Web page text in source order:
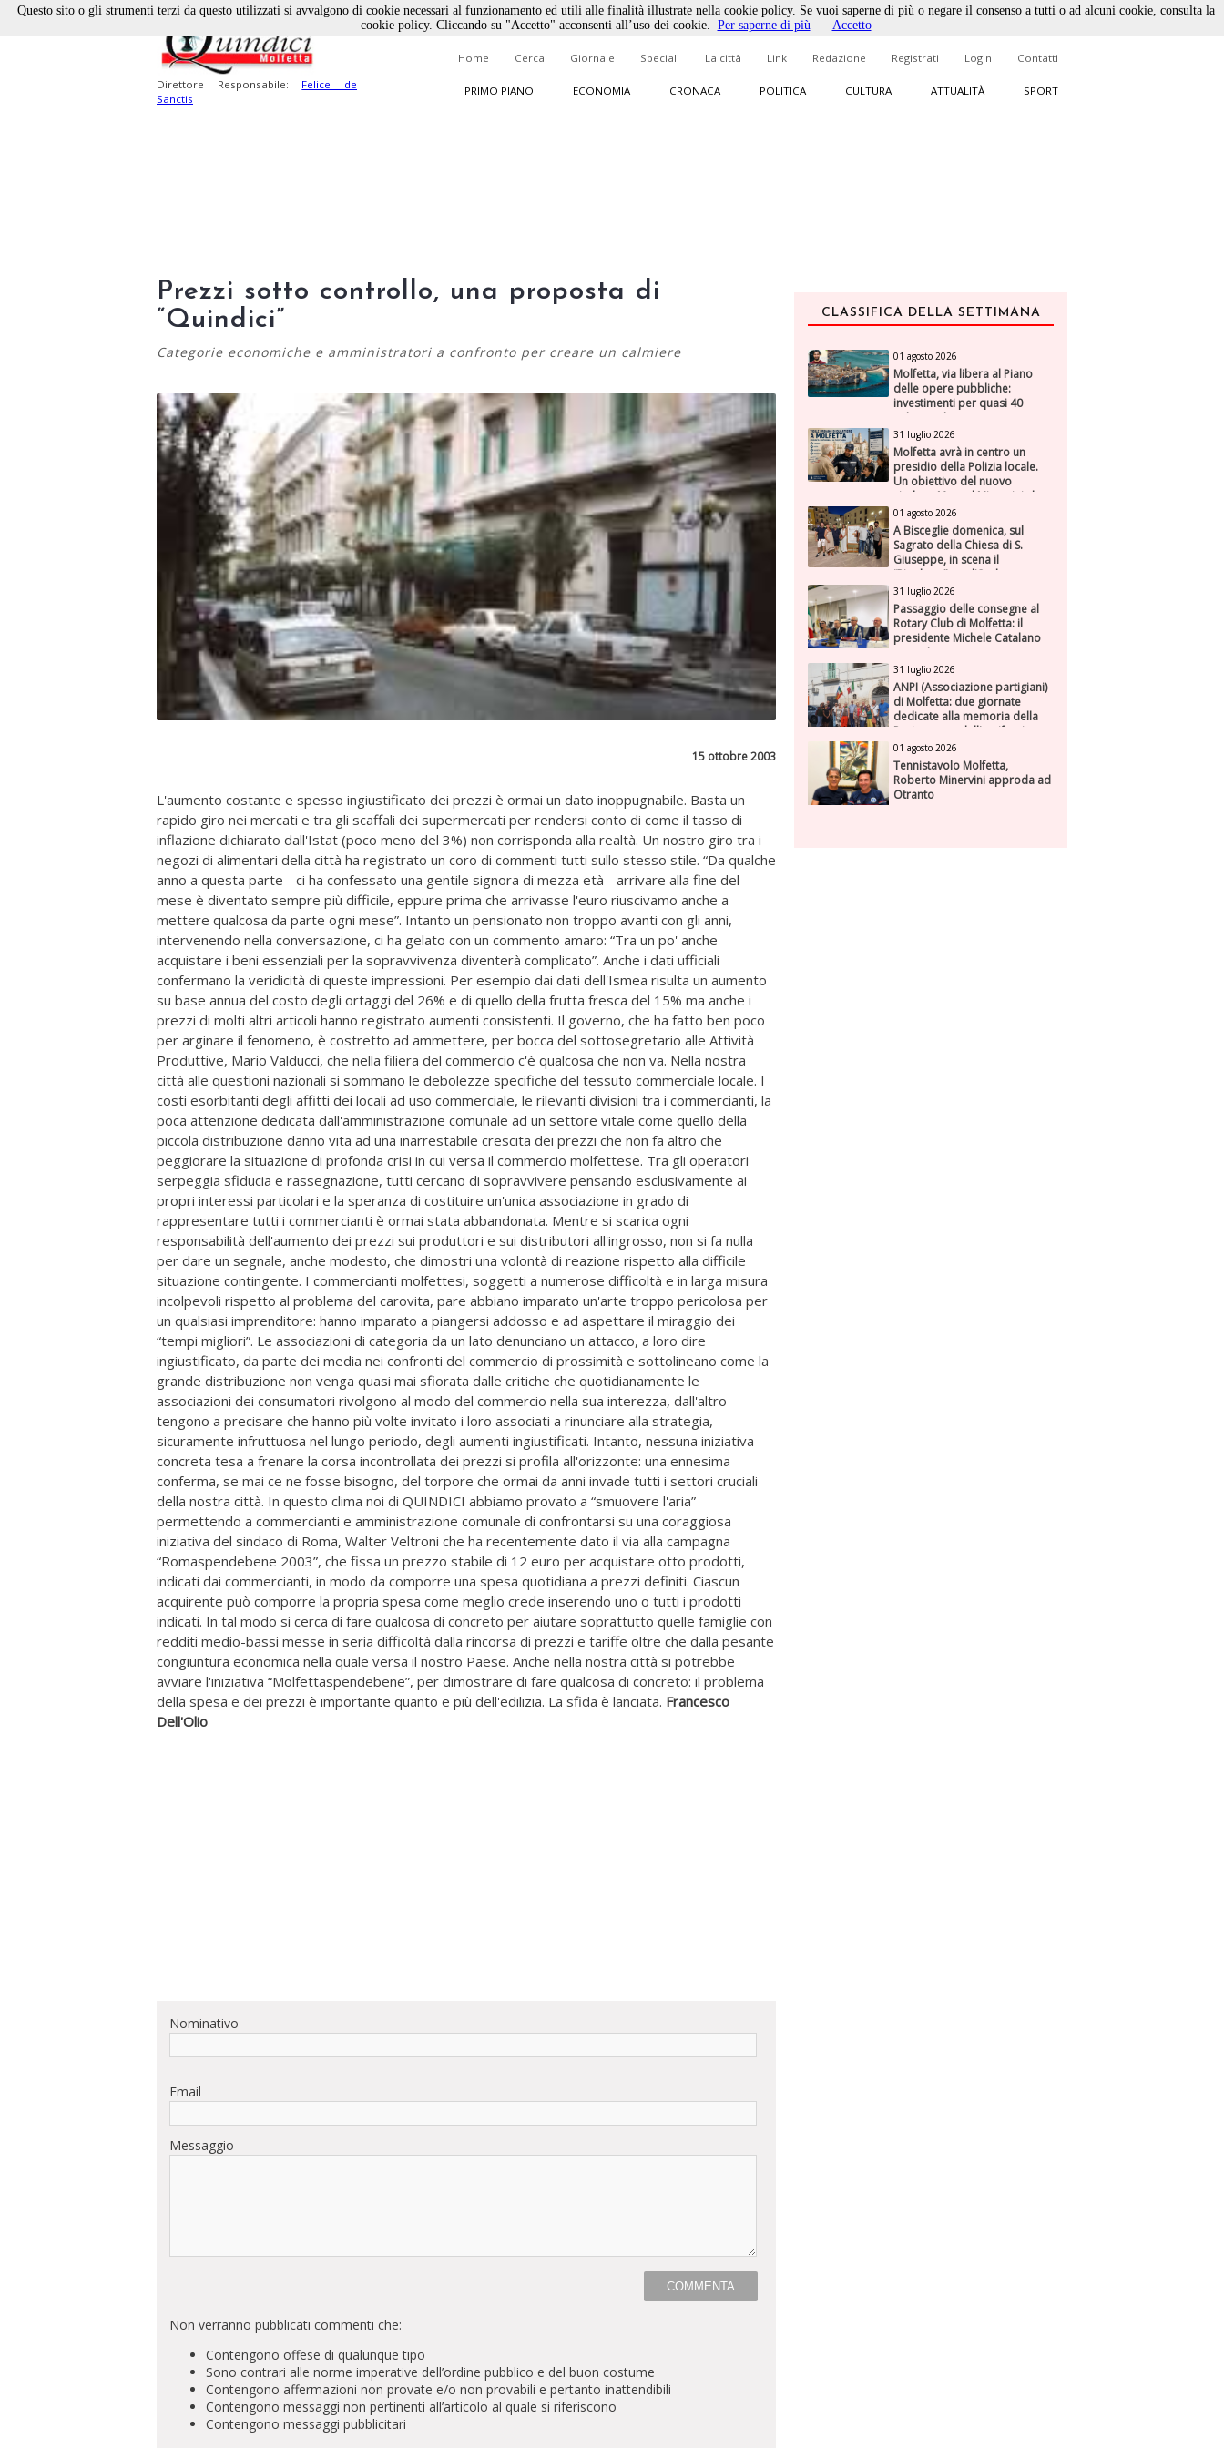
Direttore Responsabile: Felice de
Sanctis
Home Cerca Giornale Speciali La città Link Redazione Registrati Login Contatti
PRIMO PIANO ECONOMIA CRONACA POLITICA CULTURA ATTUALITÀ SPORT
Prezzi sotto controllo, una proposta di
“Quindici”
Categorie economiche e amministratori a confronto per creare un calmiere
15 ottobre 2003
L'aumento costante e spesso ingiustificato dei prezzi è ormai un dato inoppugnabile. Basta un
rapido giro nei mercati e tra gli scaffali dei supermercati per rendersi conto di come il tasso di
inflazione dichiarato dall'Istat (poco meno del 3%) non corrisponda alla realtà. Un nostro giro tra i
negozi di alimentari della città ha registrato un coro di commenti tutti sullo stesso stile. “Da qualche
anno a questa parte - ci ha confessato una gentile signora di mezza età - arrivare alla fine del
mese è diventato sempre più difficile, eppure prima che arrivasse l'euro riuscivamo anche a
mettere qualcosa da parte ogni mese”. Intanto un pensionato non troppo avanti con gli anni,
intervenendo nella conversazione, ci ha gelato con un commento amaro: “Tra un po' anche
acquistare i beni essenziali per la sopravvivenza diventerà complicato”. Anche i dati ufficiali
confermano la veridicità di queste impressioni. Per esempio dai dati dell'Ismea risulta un aumento
su base annua del costo degli ortaggi del 26% e di quello della frutta fresca del 15% ma anche i
prezzi di molti altri articoli hanno registrato aumenti consistenti. Il governo, che ha fatto ben poco
per arginare il fenomeno, è costretto ad ammettere, per bocca del sottosegretario alle Attività
Produttive, Mario Valducci, che nella filiera del commercio c'è qualcosa che non va. Nella nostra
città alle questioni nazionali si sommano le debolezze specifiche del tessuto commerciale locale. I
costi esorbitanti degli affitti dei locali ad uso commerciale, le rilevanti divisioni tra i commercianti, la
poca attenzione dedicata dall'amministrazione comunale ad un settore vitale come quello della
piccola distribuzione danno vita ad una inarrestabile crescita dei prezzi che non fa altro che
peggiorare la situazione di profonda crisi in cui versa il commercio molfettese. Tra gli operatori
serpeggia sfiducia e rassegnazione, tutti cercano di sopravvivere pensando esclusivamente ai
propri interessi particolari e la speranza di costituire un'unica associazione in grado di
rappresentare tutti i commercianti è ormai stata abbandonata. Mentre si scarica ogni
responsabilità dell'aumento dei prezzi sui produttori e sui distributori all'ingrosso, non si fa nulla
per dare un segnale, anche modesto, che dimostri una volontà di reazione rispetto alla difficile
situazione contingente. I commercianti molfettesi, soggetti a numerose difficoltà e in larga misura
incolpevoli rispetto al problema del carovita, pare abbiano imparato un'arte troppo pericolosa per
un qualsiasi imprenditore: hanno imparato a piangersi addosso e ad aspettare il miraggio dei
“tempi migliori”. Le associazioni di categoria da un lato denunciano un attacco, a loro dire
ingiustificato, da parte dei media nei confronti del commercio di prossimità e sottolineano come la
grande distribuzione non venga quasi mai sfiorata dalle critiche che quotidianamente le
associazioni dei consumatori rivolgono al modo del commercio nella sua interezza, dall'altro
tengono a precisare che hanno più volte invitato i loro associati a rinunciare alla strategia,
sicuramente infruttuosa nel lungo periodo, degli aumenti ingiustificati. Intanto, nessuna iniziativa
concreta tesa a frenare la corsa incontrollata dei prezzi si profila all'orizzonte: una ennesima
conferma, se mai ce ne fosse bisogno, del torpore che ormai da anni invade tutti i settori cruciali
della nostra città. In questo clima noi di QUINDICI abbiamo provato a “smuovere l'aria”
permettendo a commercianti e amministrazione comunale di confrontarsi su una coraggiosa
iniziativa del sindaco di Roma, Walter Veltroni che ha recentemente dato il via alla campagna
“Romaspendebene 2003”, che fissa un prezzo stabile di 12 euro per acquistare otto prodotti,
indicati dai commercianti, in modo da comporre una spesa quotidiana a prezzi definiti. Ciascun
acquirente può comporre la propria spesa come meglio crede inserendo uno o tutti i prodotti
indicati. In tal modo si cerca di fare qualcosa di concreto per aiutare soprattutto quelle famiglie con
redditi medio-bassi messe in seria difficoltà dalla rincorsa di prezzi e tariffe oltre che dalla pesante
congiuntura economica nella quale versa il nostro Paese. Anche nella nostra città si potrebbe
avviare l'iniziativa “Molfettaspendebene”, per dimostrare di fare qualcosa di concreto: il problema
della spesa e dei prezzi è importante quanto e più dell'edilizia. La sfida è lanciata. Francesco
Dell'Olio
Nominativo
Email
Messaggio
Non verranno pubblicati commenti che:
Contengono offese di qualunque tipo
Sono contrari alle norme imperative dell’ordine pubblico e del buon costume
Contengono affermazioni non provate e/o non provabili e pertanto inattendibili
Contengono messaggi non pertinenti all’articolo al quale si riferiscono
Contengono messaggi pubblicitari
CLASSIFICA DELLA SETTIMANA
01 agosto 2026
Molfetta, via libera al Piano
delle opere pubbliche:
investimenti per quasi 40
milioni nel triennio 2026-2028
31 luglio 2026
Molfetta avrà in centro un
presidio della Polizia locale.
Un obiettivo del nuovo
sindaco Manuel Minervini che
diviene realtà, con la speranza
di maggiore efficienza e
presenza sul territorio
01 agosto 2026
A Bisceglie domenica, sul
Sagrato della Chiesa di S.
Giuseppe, in scena il
“Rigoletto” con l’Orchestra
Sinfonica Federiciana
31 luglio 2026
Passaggio delle consegne al
Rotary Club di Molfetta: il
presidente Michele Catalano
succede a se stesso
31 luglio 2026
ANPI (Associazione partigiani)
di Molfetta: due giornate
dedicate alla memoria della
Resistenza e dell'antifascismo
01 agosto 2026
Tennistavolo Molfetta,
Roberto Minervini approda ad
Otranto
Questo sito o gli strumenti terzi da questo utilizzati si avvalgono di cookie necessari al funzionamento ed utili alle finalità illustrate nella cookie policy. Se vuoi saperne di più o negare il consenso a tutti o ad alcuni cookie, consulta la
cookie policy. Cliccando su "Accetto" acconsenti all’uso dei cookie. Per saperne di più Accetto